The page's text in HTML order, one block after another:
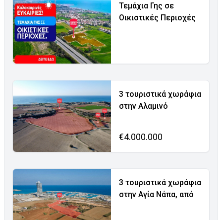
Τεμάχια Γης σε
Οικιστικές Περιοχές
3 τουριστικά χωράφια
στην Αλαμινό
€4.000.000
3 τουριστικά χωράφια
στην Αγία Νάπα, από